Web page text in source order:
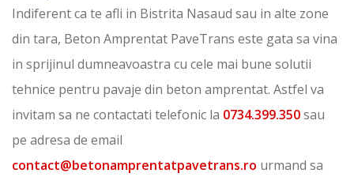
Indiferent ca te afli in Bistrita Nasaud sau in alte zone
din tara, Beton Amprentat PaveTrans este gata sa vina
in sprijinul dumneavoastra cu cele mai bune solutii
tehnice pentru pavaje din beton amprentat. Astfel va
invitam sa ne contactati telefonic la 0734.399.350sau
pe adresa de email
contact@betonamprentatpavetrans.ro urmand sa